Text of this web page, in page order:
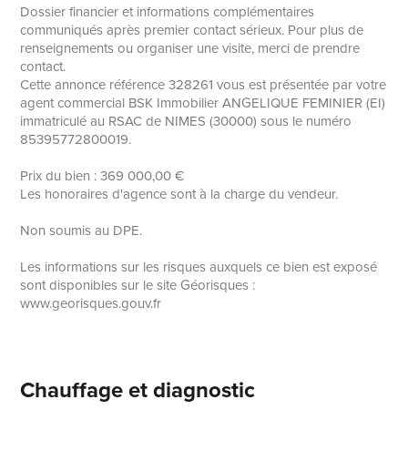
Dossier financier et informations complémentaires
communiqués après premier contact sérieux. Pour plus de
renseignements ou organiser une visite, merci de prendre
contact.
Cette annonce référence 328261 vous est présentée par votre
agent commercial BSK Immobilier ANGELIQUE FEMINIER (EI)
immatriculé au RSAC de NIMES (30000) sous le numéro
85395772800019.
Prix du bien : 369 000,00 €
Les honoraires d'agence sont à la charge du vendeur.
Non soumis au DPE.
Les informations sur les risques auxquels ce bien est exposé
sont disponibles sur le site Géorisques :
www.georisques.gouv.fr
Chauffage et diagnostic